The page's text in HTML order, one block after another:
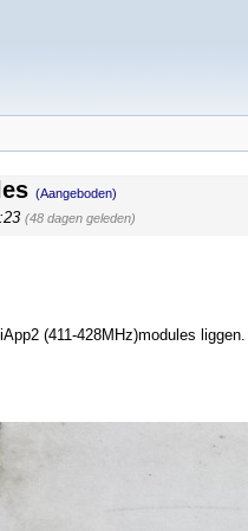
(Aangeboden)
(48 dagen geleden)
(411-428MHz)modules liggen.